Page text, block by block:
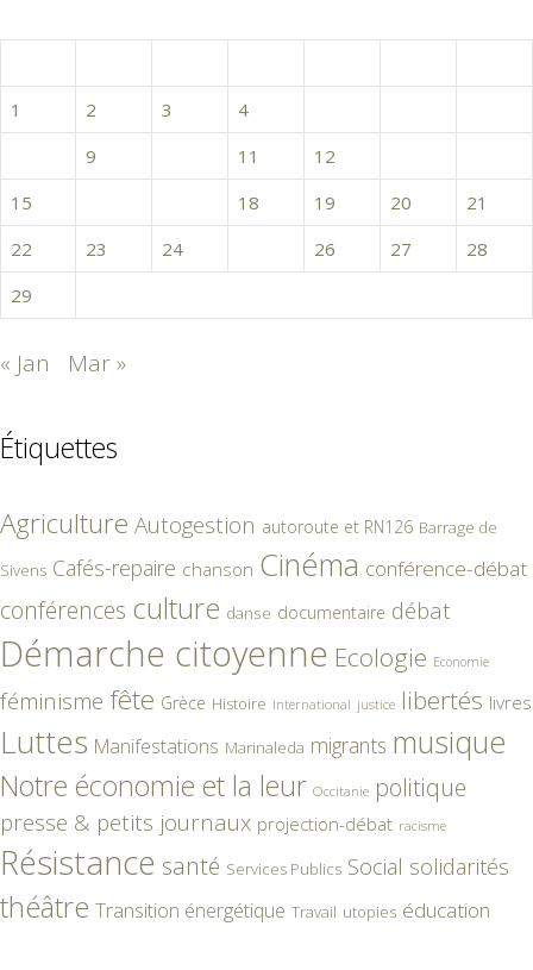
1
2 3 4
9 11 12
15
18 19 20
21
22
23 24 26 27
28
29
« Jan Mar »
Étiquettes
Agriculture Autogestion autoroute et RN126 Barrage de
Sivens Cafés-repaire chanson Cinéma conférence-débat
conférences culture danse documentaire débat
Démarche citoyenne Ecologie Economie
féminisme fête Grèce Histoire International justice libertés livres
Luttes Manifestations Marinaleda migrants musique
Notre économie et la leur Occitanie politique
presse & petits journaux projection-débat racisme
Résistance santé Services Publics Social solidarités
théâtre Transition énergétique Travail utopies éducation